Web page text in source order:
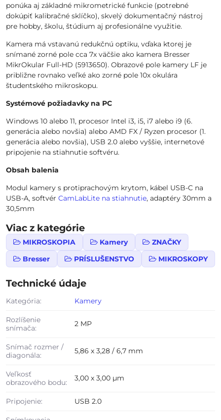
ponúka aj základné mikrometrické funkcie (potrebné
dokúpiť kalibračné sklíčko), skvelý dokumentačný nástroj
pre hobby, školu, štúdium aj profesionálne využitie.
Kamera má vstavanú redukčnú optiku, vďaka ktorej je
snímané zorné pole cca 7x väčšie ako kamera Bresser
MikrOkular Full-HD (5913650). Obrazové pole kamery LF je
približne rovnako veľké ako zorné pole 10x okulára
študentského mikroskopu.
Systémové požiadavky na PC
Windows 10 alebo 11, procesor Intel i3, i5, i7 alebo i9 (6.
generácia alebo novšia) alebo AMD FX / Ryzen procesor (1.
generácia alebo novšia), USB 2.0 alebo vyššie, internetové
pripojenie na stiahnutie softvéru.
Obsah balenia
Modul kamery s protiprachovým krytom, kábel USB-C na
USB-A, softvér CamLabLite na stiahnutie, adaptéry 30mm a
30,5mm
Viac z kategórie
MIKROSKOPIA Kamery
ZNAČKY
Bresser
PRÍSLUŠENSTVO MIKROSKOPY
Technické údaje
Kategória: Kamery
Rozlíšenie
snímača:
2 MP
Snímač rozmer /
diagonála:
5,86 x 3,28 / 6,7 mm
Veľkosť
obrazového bodu:
3,00 x 3,00 µm
Pripojenie: USB 2.0